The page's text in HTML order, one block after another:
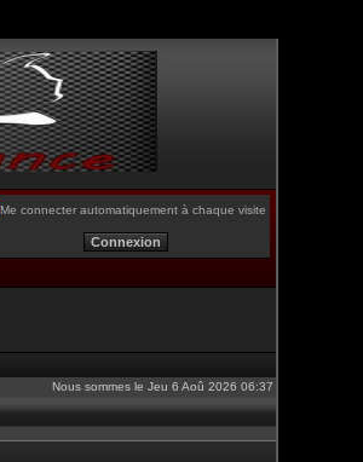
Me connecter automatiquement à chaque visite
Nous sommes le Jeu 6 Aoû 2026 06:37